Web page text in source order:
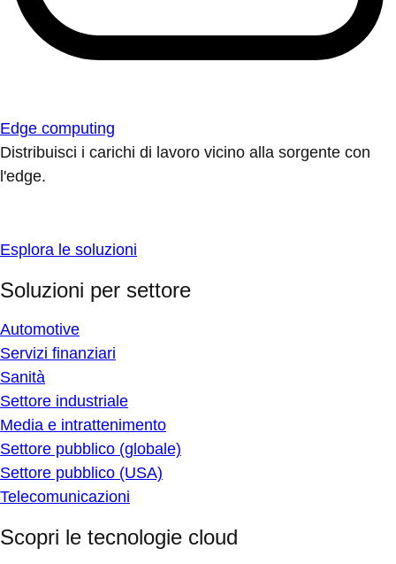
Edge computing
Distribuisci i carichi di lavoro vicino alla sorgente con
l'edge.
Esplora le soluzioni
Soluzioni per settore
Automotive
Servizi finanziari
Sanità
Settore industriale
Media e intrattenimento
Settore pubblico (globale)
Settore pubblico (USA)
Telecomunicazioni
Scopri le tecnologie cloud